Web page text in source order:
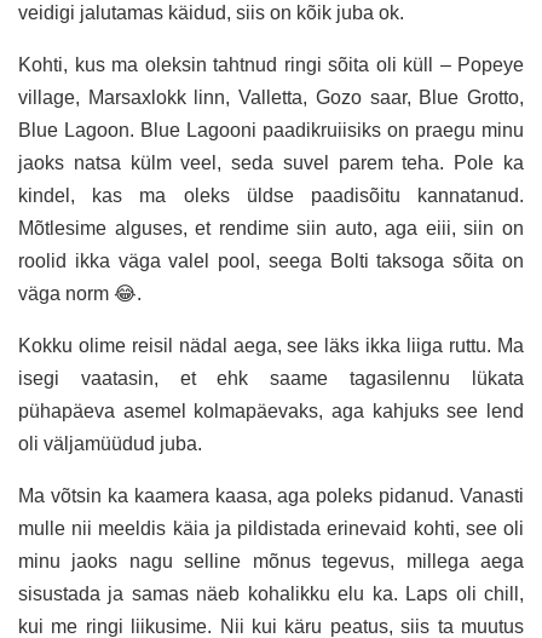
veidigi jalutamas käidud, siis on kõik juba ok.
Kohti, kus ma oleksin tahtnud ringi sõita oli küll – Popeye
village, Marsaxlokk linn, Valletta, Gozo saar, Blue Grotto,
Blue Lagoon. Blue Lagooni paadikruiisiks on praegu minu
jaoks natsa külm veel, seda suvel parem teha. Pole ka
kindel, kas ma oleks üldse paadisõitu kannatanud.
Mõtlesime alguses, et rendime siin auto, aga eiii, siin on
roolid ikka väga valel pool, seega Bolti taksoga sõita on
väga norm 😂.
Kokku olime reisil nädal aega, see läks ikka liiga ruttu. Ma
isegi vaatasin, et ehk saame tagasilennu lükata
pühapäeva asemel kolmapäevaks, aga kahjuks see lend
oli väljamüüdud juba.
Ma võtsin ka kaamera kaasa, aga poleks pidanud. Vanasti
mulle nii meeldis käia ja pildistada erinevaid kohti, see oli
minu jaoks nagu selline mõnus tegevus, millega aega
sisustada ja samas näeb kohalikku elu ka. Laps oli chill,
kui me ringi liikusime. Nii kui käru peatus, siis ta muutus